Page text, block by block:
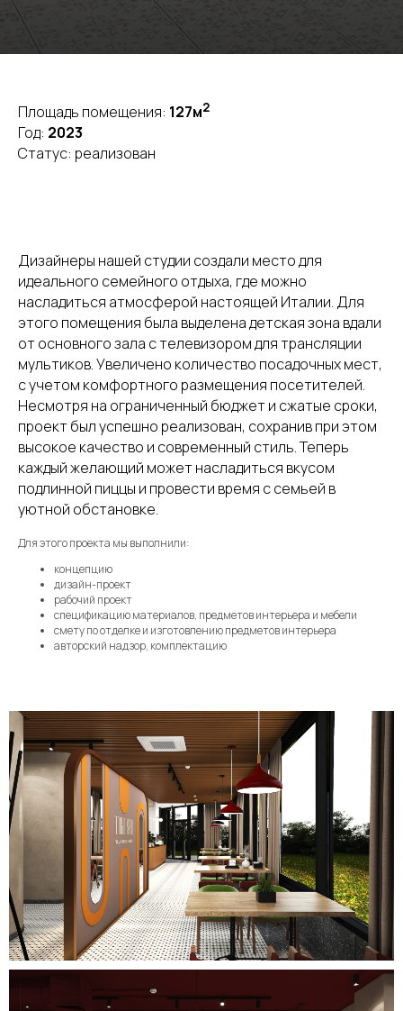
Площадь помещения: 127м2
Год: 2023
Статус: реализован
Дизайнеры нашей студии создали место для
идеального семейного отдыха, где можно
насладиться атмосферой настоящей Италии. Для
этого помещения была выделена детская зона вдали
от основного зала с телевизором для трансляции
мультиков. Увеличено количество посадочных мест,
с учетом комфортного размещения посетителей.
Несмотря на ограниченный бюджет и сжатые сроки,
проект был успешно реализован, сохранив при этом
высокое качество и современный стиль. Теперь
каждый желающий может насладиться вкусом
подлинной пиццы и провести время с семьей в
уютной обстановке.
Для этого проекта мы выполнили:
концепцию
дизайн-проект
рабочий проект
спецификацию материалов, предметов интерьера и мебели
смету по отделке и изготовлению предметов интерьера
авторский надзор, комплектацию